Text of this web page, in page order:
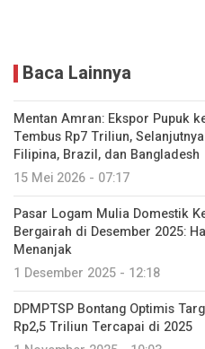
Baca Lainnya
Mentan Amran: Ekspor Pupuk
Tembus Rp7 Triliun,
Filipina, Brazil, dan Bangladesh
15 Mei 2026 - 07:17
Pasar Logam Mulia Domestik
Bergairah di Desember 2025:
Menanjak
1 Desember 2025 - 12:18
DPMPTSP Bontang Optimis
Rp2,5 Triliun Tercapai di 2025